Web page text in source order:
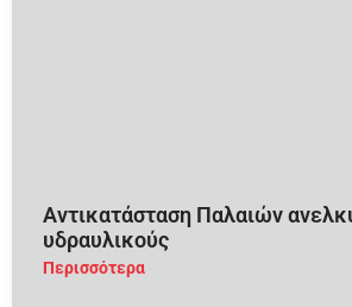
Αντικατάσταση Παλαιών
υδραυλικούς
Περισσότερα